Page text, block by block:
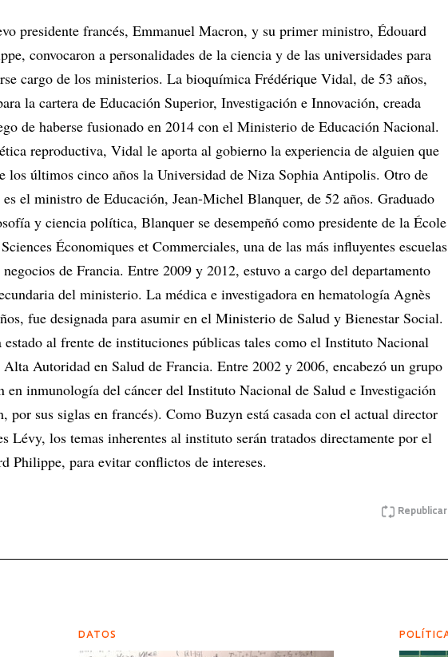
presidente francés, Emmanuel Macron, y su primer ministro, Édouard
convocaron a personalidades de la ciencia y de las universidades para
cargo de los ministerios. La bioquímica Frédérique Vidal, de 53 años,
la cartera de Educación Superior, Investigación e Innovación, creada
de haberse fusionado en 2014 con el Ministerio de Educación Nacional.
reproductiva, Vidal le aporta al gobierno la experiencia de alguien que
los últimos cinco años la Universidad de Niza Sophia Antipolis. Otro de
es el ministro de Educación, Jean-Michel Blanquer, de 52 años. Graduado
y ciencia política, Blanquer se desempeñó como presidente de la École
Économiques et Commerciales, una de las más influyentes escuelas
negocios de Francia. Entre 2009 y 2012, estuvo a cargo del departamento
del ministerio. La médica e investigadora en hematología Agnès
fue designada para asumir en el Ministerio de Salud y Bienestar Social.
estado al frente de instituciones públicas tales como el Instituto Nacional
Autoridad en Salud de Francia. Entre 2002 y 2006, encabezó un grupo
en inmunología del cáncer del Instituto Nacional de Salud e Investigación
por sus siglas en francés). Como Buzyn está casada con el actual director
Lévy, los temas inherentes al instituto serán tratados directamente por el
Philippe, para evitar conflictos de intereses.
Republicar